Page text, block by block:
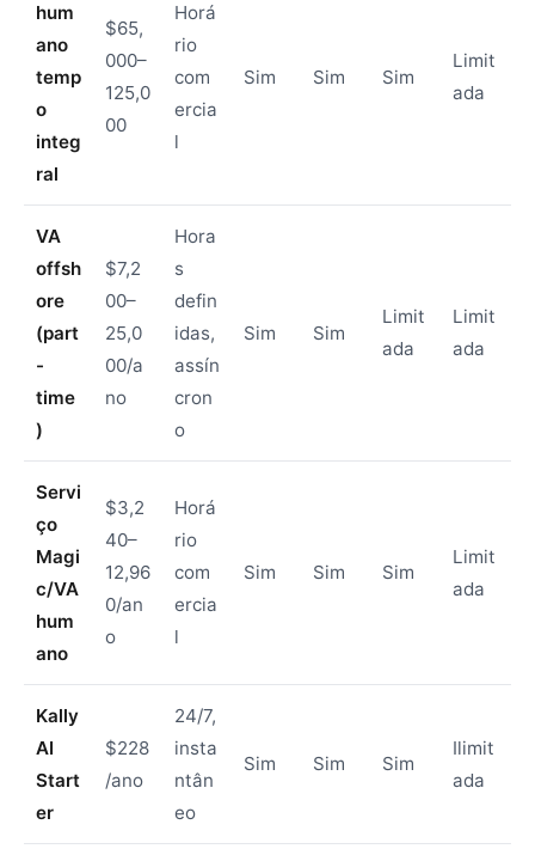
hum
ano
temp
o
integ
ral
$65,
000–
125,0
00
Horá
rio
com
ercia
l
Sim Sim Sim
Limit
ada
VA
offsh
ore
(part
-
time
)
$7,2
00–
25,0
00/a
no
Hora
s
defin
idas,
assín
cron
o
Sim Sim
Limit
ada
Limit
ada
Servi
ço
Magi
c/VA
hum
ano
$3,2
40–
12,96
0/an
o
Horá
rio
com
ercia
l
Sim Sim Sim
Limit
ada
Kally
AI
Start
er
$228
/ano
24/7,
insta
ntân
eo
Sim Sim Sim
Ilimit
ada